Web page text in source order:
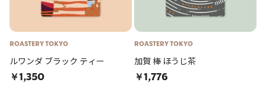
ROASTERY TOKYO
ルワンダ ブラック ティー
￥1,350
ROASTERY TOKYO
加賀 棒 ほうじ茶
￥1,776